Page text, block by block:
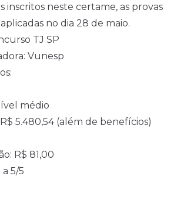
inscritos neste certame, as provas
no dia 28 de maio.
TJ SP
Vunesp
médio
R$ 5.480,54 (além de benefícios)
R$ 81,00
5/5